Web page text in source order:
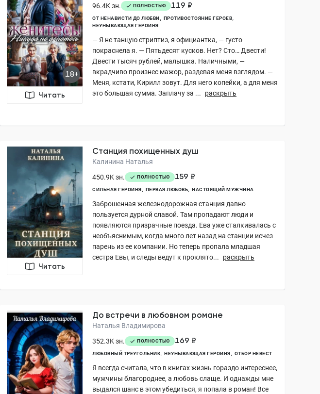
18+
Читать
96.4K зн.
ПОЛНОСТЬЮ 119 ₽
ОТ НЕНАВИСТИ ДО ЛЮБВИ
ПРОТИВОСТОЯНИЕ ГЕРОЕВ
НЕУНЫВАЮЩАЯ ГЕРОИНЯ
— Я не танцую стриптиз, я официантка, — густо
покраснела я. — Пятьдесят кусков. Нет? Сто… Двести!
Двести тысяч рублей, малышка. Наличными, —
вкрадчиво произнес мажор, раздевая меня взглядом. —
Меня, кстати, Кирилл зовут. Для него копейки, а для меня
это большая сумма. Заплачу за ...
раскрыть
Читать
Станция похищенных душ
Калинина Наталья
450.9K зн.
ПОЛНОСТЬЮ 159 ₽
СИЛЬНАЯ ГЕРОИНЯ ПЕРВАЯ ЛЮБОВЬ НАСТОЯЩИЙ МУЖЧИНА
Заброшенная железнодорожная станция давно
пользуется дурной славой. Там пропадают люди и
появляются призрачные поезда. Ева уже сталкивалась с
необъяснимым, когда много лет назад на станции исчез
парень из ее компании. Но теперь пропала младшая
сестра Евы, и следы ведут к проклято...
раскрыть
До встречи в любовном романе
Наталья Владимирова
352.3K зн.
ПОЛНОСТЬЮ 169 ₽
ЛЮБОВНЫЙ ТРЕУГОЛЬНИК НЕУНЫВАЮЩАЯ ГЕРОИНЯ ОТБОР НЕВЕСТ
Я всегда считала, что в книгах жизнь гораздо интереснее,
мужчины благороднее, а любовь слаще. И однажды мне
выдался шанс в этом убедиться, я попала в роман! Все